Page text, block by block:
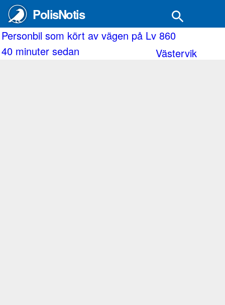
PolisNotis
Två män gripna misstänkta för rån.
1 timme sedan
Mjölby